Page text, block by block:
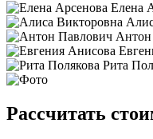
Елена
Рита
Рассчитать